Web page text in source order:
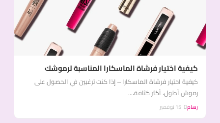
كيفية اختيار فرشاة الماسكارا المناسبة لرموشك
كيفية اختيار فرشاة الماسكارا – إذا كنت ترغبين في الحصول على
رموش أطول، أكثر كثافة،...
رهام